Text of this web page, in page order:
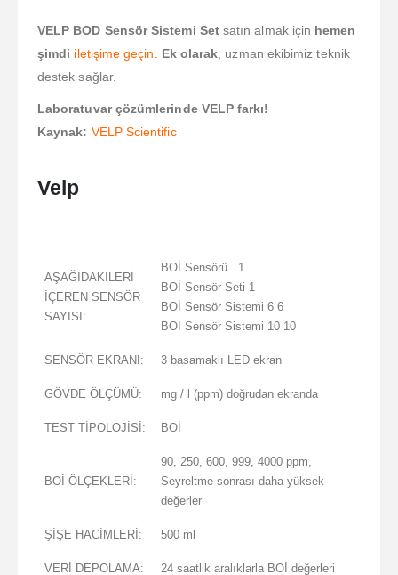
VELP BOD Sensör Sistemi Setsatın almak için hemen
şimdi iletişime geçin Ek olarak , uzman ekibimiz teknik
destek sağlar.
Laboratuvar çözümlerinde VELP farkı!
Kaynak: VELP Scientific
Velp
AŞAĞIDAKİLERİ
İÇEREN SENSÖR
SAYISI:
BOİ Sensörü 1
BOİ Sensör Seti 1
BOİ Sensör Sistemi 6 6
BOİ Sensör Sistemi 10 10
SENSÖR EKRANI: 3 basamaklı LED ekran
GÖVDE ÖLÇÜMÜ: mg / l (ppm) doğrudan ekranda
TEST TİPOLOJİSİ: BOİ
BOİ ÖLÇEKLERİ:
90, 250, 600, 999, 4000 ppm,
Seyreltme sonrası daha yüksek
değerler
ŞİŞE HACİMLERİ: 500 ml
VERİ DEPOLAMA: 24 saatlik aralıklarla BOİ değerleri